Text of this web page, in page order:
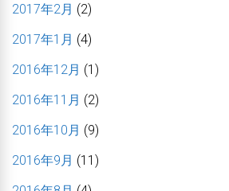
2017年2月 (2)
2017年1月 (4)
2016年12月 (1)
2016年11月 (2)
2016年10月 (9)
2016年9月 (11)